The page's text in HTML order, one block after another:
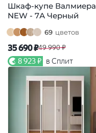
Шкаф-купе Валмиера
NEW - 7А Черный
69 цветов
35 690 ₽49 990 ₽
8 923 ₽ в Сплит